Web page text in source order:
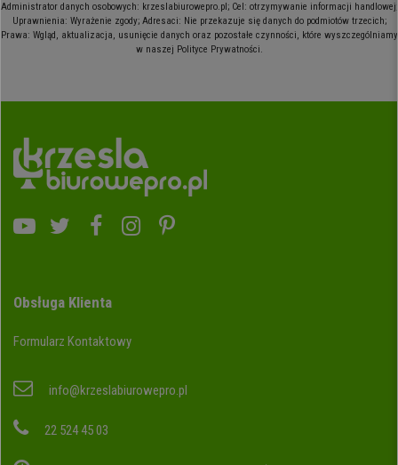
Administrator danych osobowych: krzeslabiurowepro.pl; Cel: otrzymywanie informacji handlowej;
Uprawnienia: Wyrażenie zgody; Adresaci: Nie przekazuje się danych do podmiotów trzecich;
Prawa: Wgląd, aktualizacja, usunięcie danych oraz pozostałe czynności, które wyszczególniamy
w naszej Polityce Prywatności.
Obsługa Klienta
Formularz Kontaktowy
info@krzeslabiurowepro.pl
22 524 45 03